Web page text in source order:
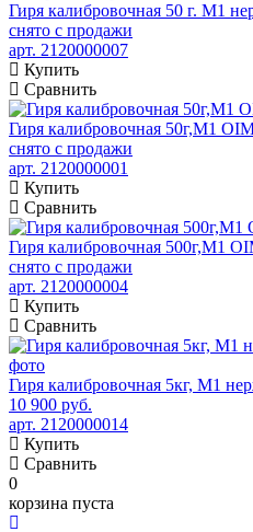
Гиря калибровочная 50 г. М1
снято с продажи
арт. 2120000007
Купить
Сравнить
Гиря калибровочная 50г,М1
снято с продажи
арт. 2120000001
Купить
Сравнить
Гиря калибровочная 500г,М1
снято с продажи
арт. 2120000004
Купить
Сравнить
Гиря калибровочная 5кг, М1
10 900 руб.
арт. 2120000014
Купить
Сравнить
0
корзина пуста